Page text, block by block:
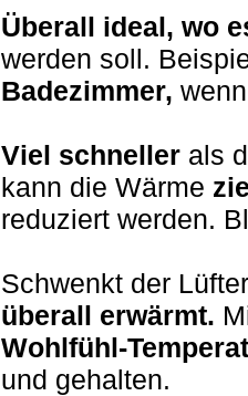
Überall ideal, wo
werden soll.
Badezimmer,
Viel schneller als
kann die Wärme
reduziert werden.
Schwenkt der
überall erwärmt.
Wohlfühl-
und gehalten.